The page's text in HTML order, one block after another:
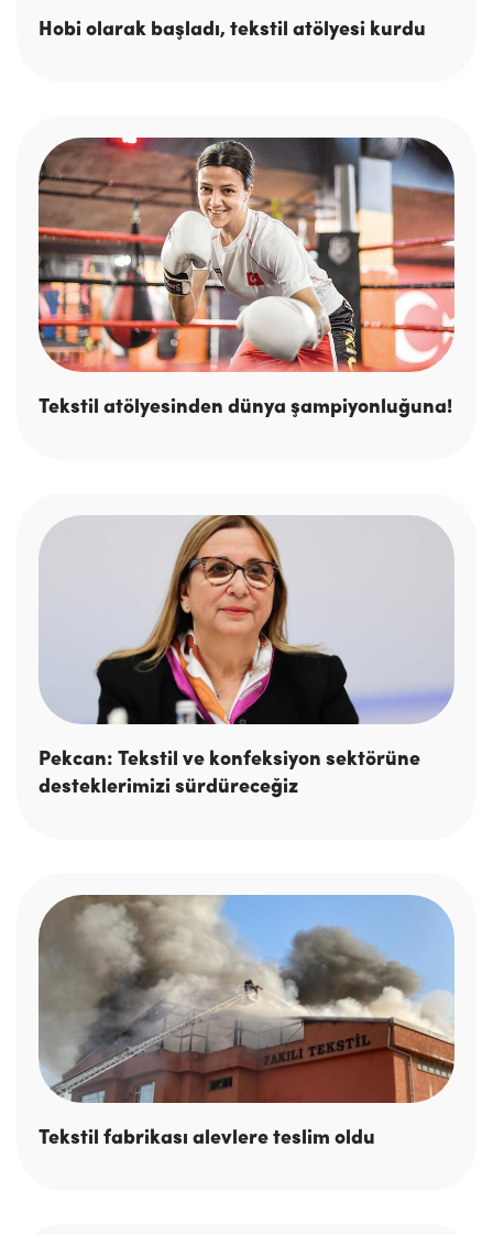
Hobi olarak başladı, tekstil atölyesi kurdu
Tekstil atölyesinden dünya şampiyonluğuna!
Pekcan: Tekstil ve konfeksiyon sektörüne
desteklerimizi sürdüreceğiz
Tekstil fabrikası alevlere teslim oldu